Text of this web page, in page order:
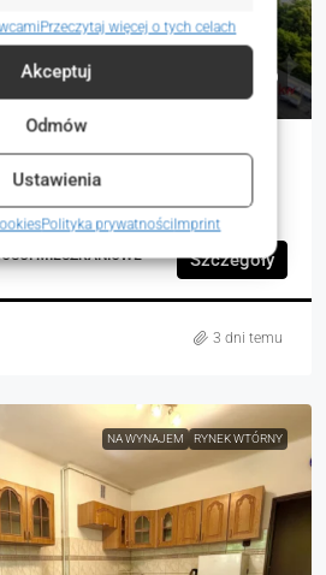
Przeczytaj więcej o tych celach
Akceptuj
Odmów
Ustawienia
Polityka prywatnościImprint
piętro, widok i prywatność,
Polska
MIESZKANIOWE Szczegóły
3 dni temu
NA WYNAJEM RYNEK WTÓRNY